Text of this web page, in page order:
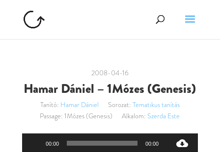
2008-04-16
Hamar Dániel – 1Mózes (Genesis)
Tanító: Hamar Dániel Sorozat: Tematikus tanítás
Passage: 1Mózes (Genesis) Alkalom: Szerda Este
Audió
00:00 00:00